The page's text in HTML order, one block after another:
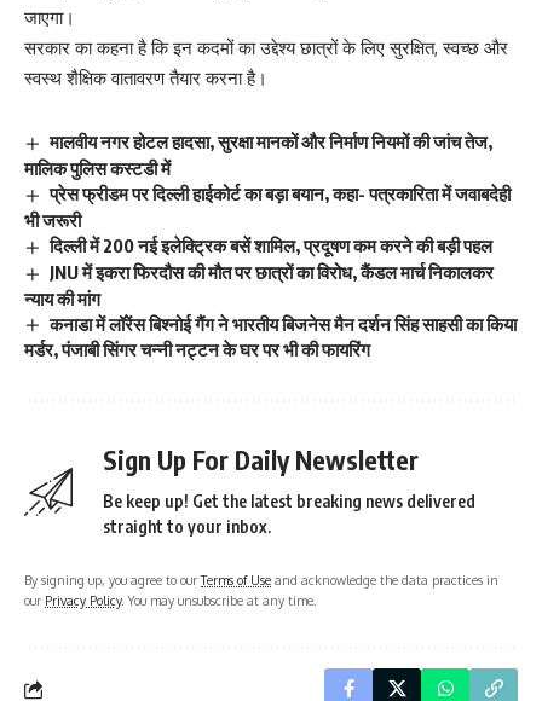
जाएगा।
सरकार का कहना है कि इन कदमों का उद्देश्य छात्रों के लिए सुरक्षित, स्वच्छ और
स्वस्थ शैक्षिक वातावरण तैयार करना है।
मालवीय नगर होटल हादसा, सुरक्षा मानकों और निर्माण नियमों की जांच तेज,
मालिक पुलिस कस्टडी में
प्रेस फ्रीडम पर दिल्ली हाईकोर्ट का बड़ा बयान, कहा- पत्रकारिता में जवाबदेही
भी जरूरी
दिल्ली में 200 नई इलेक्ट्रिक बसें शामिल, प्रदूषण कम करने की बड़ी पहल
JNU में इकरा फिरदौस की मौत पर छात्रों का विरोध, कैंडल मार्च निकालकर
न्याय की मांग
कनाडा में लॉरेंस बिश्नोई गैंग ने भारतीय बिजनेस मैन दर्शन सिंह साहसी का किया
मर्डर, पंजाबी सिंगर चन्नी नट्टन के घर पर भी की फायरिंग
Sign Up For Daily Newsletter
Be keep up! Get the latest breaking news delivered
straight to your inbox.
By signing up, you agree to ourTerms of Use and acknowledge the data practices in
our Privacy Policy. You may unsubscribe at any time.